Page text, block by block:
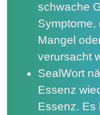
schwache
Symptome,
Mangel
verursacht
SealWort
Essenz
Essenz. Es